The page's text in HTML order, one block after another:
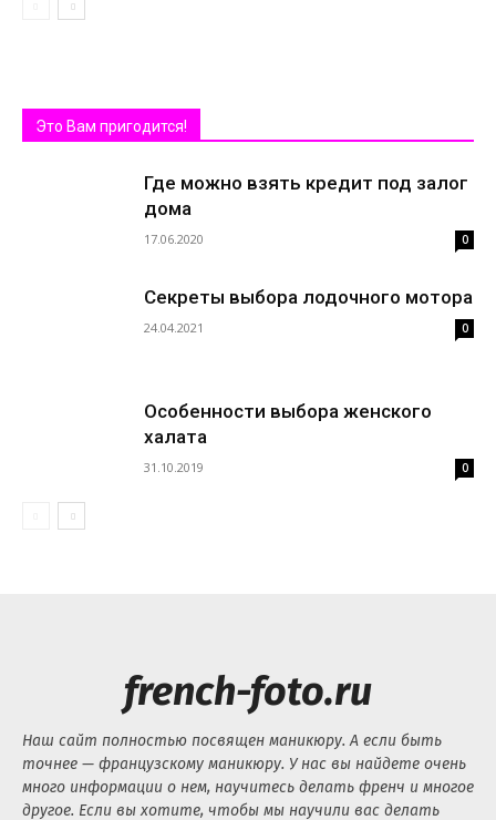
Это Вам пригодится!
Где можно взять кредит под залог
дома
17.06.2020 0
Секреты выбора лодочного мотора
24.04.2021 0
Особенности выбора женского
халата
31.10.2019 0
french-foto.ru
Наш сайт полностью посвящен маникюру. А если быть
точнее — французскому маникюру. У нас вы найдете очень
много информации о нем, научитесь делать френч и многое
другое. Если вы хотите, чтобы мы научили вас делать